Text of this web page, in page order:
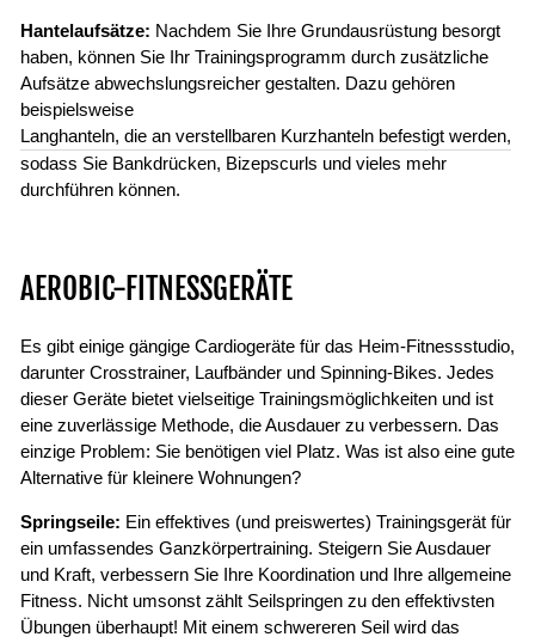
Hantelaufsätze: Nachdem Sie Ihre Grundausrüstung besorgt
haben, können Sie Ihr Trainingsprogramm durch zusätzliche
Aufsätze abwechslungsreicher gestalten. Dazu gehören
beispielsweise
Langhanteln, die an verstellbaren Kurzhanteln befestigt werden,
sodass Sie Bankdrücken, Bizepscurls und vieles mehr
durchführen können.
AEROBIC-FITNESSGERÄTE
Es gibt einige gängige Cardiogeräte für das Heim-Fitnessstudio,
darunter Crosstrainer, Laufbänder und Spinning-Bikes. Jedes
dieser Geräte bietet vielseitige Trainingsmöglichkeiten und ist
eine zuverlässige Methode, die Ausdauer zu verbessern. Das
einzige Problem: Sie benötigen viel Platz. Was ist also eine gute
Alternative für kleinere Wohnungen?
Springseile: Ein effektives (und preiswertes) Trainingsgerät für
ein umfassendes Ganzkörpertraining. Steigern Sie Ausdauer
und Kraft, verbessern Sie Ihre Koordination und Ihre allgemeine
Fitness. Nicht umsonst zählt Seilspringen zu den effektivsten
Übungen überhaupt! Mit einem schwereren Seil wird das